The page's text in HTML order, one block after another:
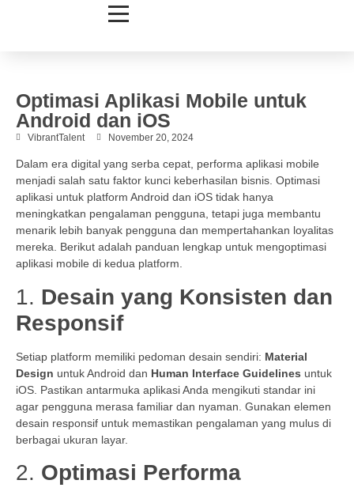
Optimasi Aplikasi Mobile untuk
Android dan iOS
VibrantTalent November 20, 2024
Dalam era digital yang serba cepat, performa aplikasi mobile
menjadi salah satu faktor kunci keberhasilan bisnis. Optimasi
aplikasi untuk platform Android dan iOS tidak hanya
meningkatkan pengalaman pengguna, tetapi juga membantu
menarik lebih banyak pengguna dan mempertahankan loyalitas
mereka. Berikut adalah panduan lengkap untuk mengoptimasi
aplikasi mobile di kedua platform.
1. Desain yang Konsisten dan
Responsif
Setiap platform memiliki pedoman desain sendiri: Material
Design untuk Android dan Human Interface Guidelines untuk
iOS. Pastikan antarmuka aplikasi Anda mengikuti standar ini
agar pengguna merasa familiar dan nyaman. Gunakan elemen
desain responsif untuk memastikan pengalaman yang mulus di
berbagai ukuran layar.
2. Optimasi Performa